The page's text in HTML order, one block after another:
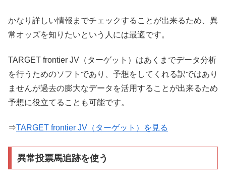
かなり詳しい情報までチェックすることが出来るため、異
常オッズを知りたいという人には最適です。
TARGET frontier JV（ターゲット）はあくまでデータ分析
を行うためのソフトであり、予想をしてくれる訳ではあり
ませんが過去の膨大なデータを活用することが出来るため
予想に役立てることも可能です。
⇒TARGET frontier JV（ターゲット）を見る
異常投票馬追跡を使う